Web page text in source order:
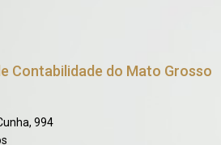
Contabilidade do Mato Grosso
994